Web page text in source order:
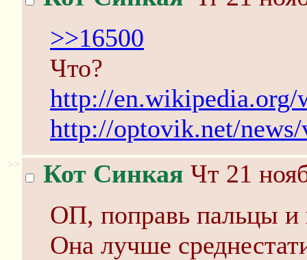
>>16500
Что?
http://en.wikipedia.org/
http://optovik.net/
>> Кот Синкая Чт 21
ОП, поправь пальцы и
Она лучше